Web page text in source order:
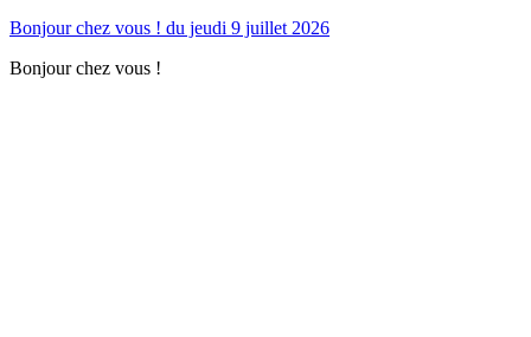
Bonjour chez vous ! du jeudi 9 juillet 2026
Bonjour chez vous !